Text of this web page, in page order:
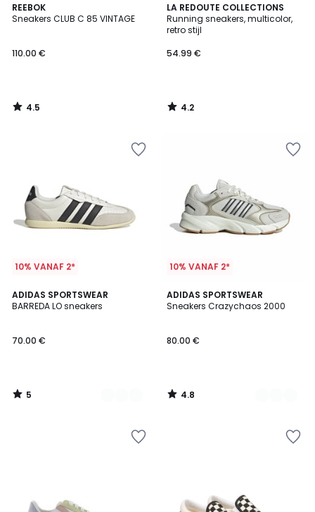
REEBOK
Sneakers CLUB C 85 VINTAGE
110.00 €
4.5
/ 5
4.5
/
LA REDOUTE COLLECTIONS
Running sneakers, multicolor,
retro stijl
54.99 €
4.2
/ 5
4.2
/
10% VANAF 2*
ADIDAS SPORTSWEAR
BARREDA LO sneakers
70.00 €
5
/
2
Kleuren
5
/
10% VANAF 2*
ADIDAS SPORTSWEAR
Sneakers Crazychaos 2000
80.00 €
4.8
/ 5
2
Kleuren
4.8
/